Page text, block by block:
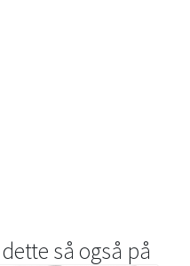
så også på